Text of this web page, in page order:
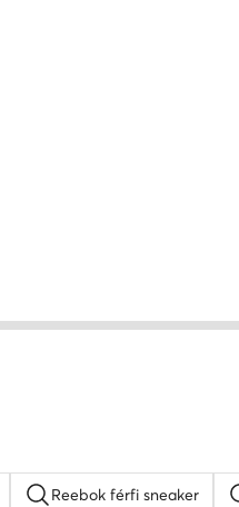
Reebok férfi sneaker